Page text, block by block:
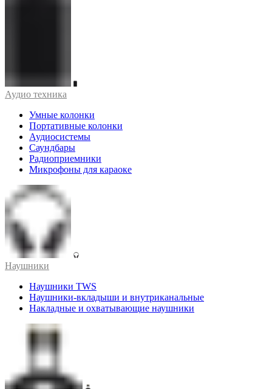
Аудио техника
Умные колонки
Портативные колонки
Аудиосистемы
Саундбары
Радиоприемники
Микрофоны для караоке
Наушники
Наушники TWS
Наушники-вкладыши и внутриканальные
Накладные и охватывающие наушники